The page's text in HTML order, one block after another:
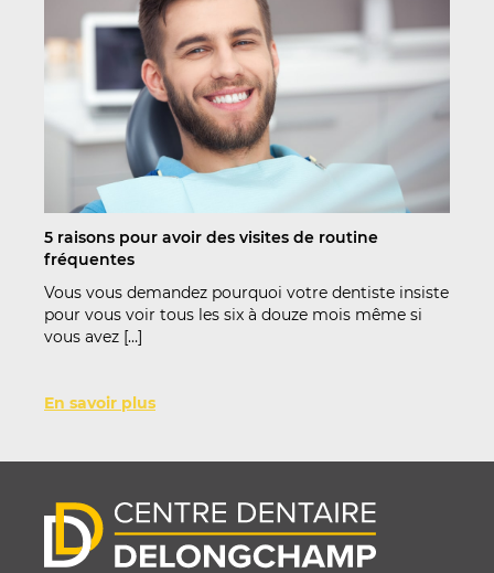
5 raisons pour avoir des visites de routine
fréquentes
Vous vous demandez pourquoi votre dentiste insiste
pour vous voir tous les six à douze mois même si
vous avez […]
En savoir plus